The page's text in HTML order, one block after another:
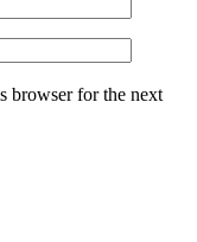
browser for the next